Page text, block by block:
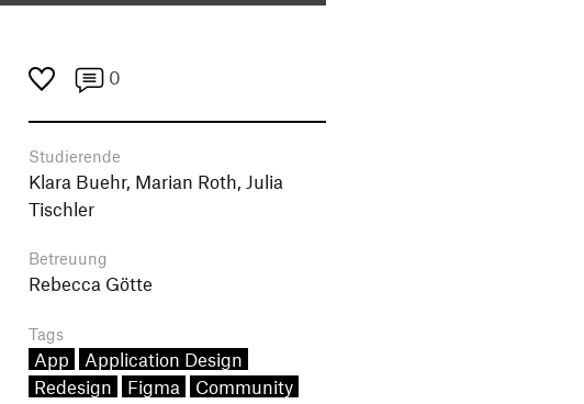
0
Studierende
Klara Buehr, Marian Roth, Julia
Tischler
Betreuung
Rebecca Götte
Tags
App
Application Design
Redesign
Figma Community